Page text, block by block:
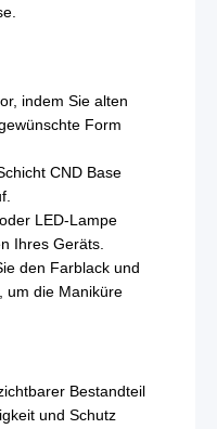
indem Sie alten
Form
CND Base
LED-Lampe
Ihres Geräts.
den Farblack und
um die Maniküre
Bestandteil
und Schutz